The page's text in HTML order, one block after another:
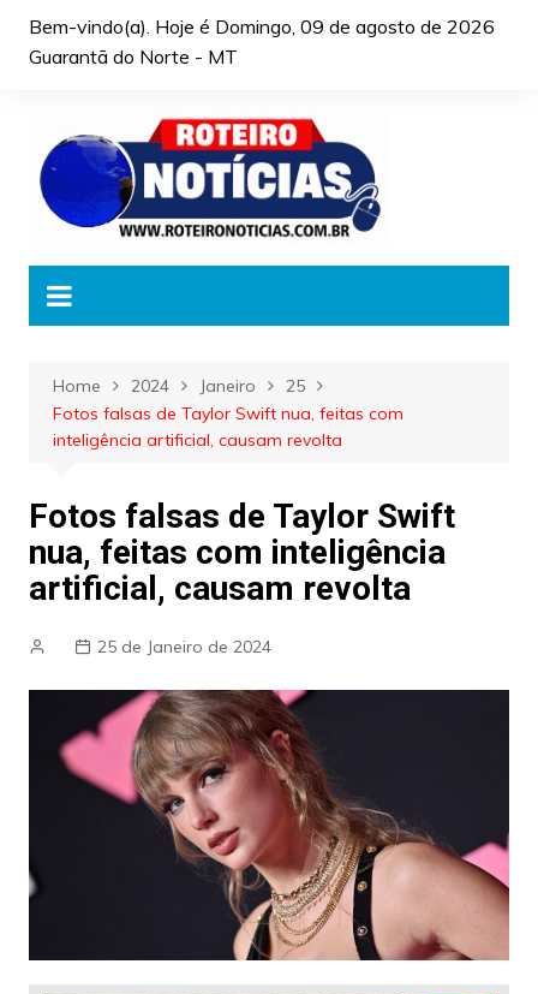
Bem-vindo(a). Hoje é Domingo, 09 de agosto de 2026
Guarantã do Norte - MT
Home 2024 Janeiro
25
Fotos falsas de Taylor Swift nua, feitas com
inteligência artificial, causam revolta
Fotos falsas de Taylor Swift
nua, feitas com inteligência
artificial, causam revolta
25 de Janeiro de 2024